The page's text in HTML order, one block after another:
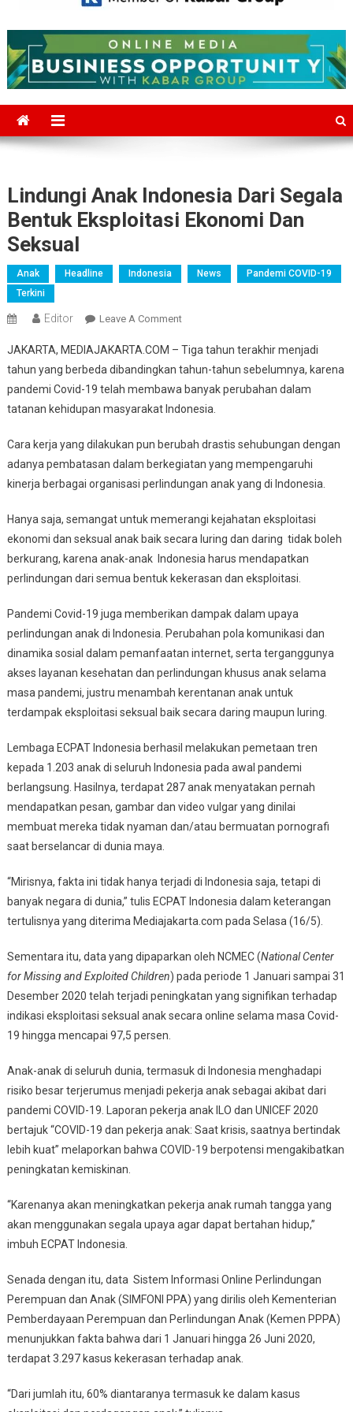
Mediajakarta.com
Lindungi Anak Indonesia Dari Segala
Bentuk Eksploitasi Ekonomi Dan
Seksual
Anak Headline Indonesia News
Pandemi COVID-19
Terkini
Editor Leave A CommentOn
Anak
Indonesia
Dari
Segala
Eksploitasi
Ekonomi
Dan
JAKARTA, MEDIAJAKARTA.COM – Tiga tahun terakhir menjadi
tahun yang berbeda dibandingkan tahun-tahun sebelumnya, karena
pandemi Covid-19 telah membawa banyak perubahan dalam
tatanan kehidupan masyarakat Indonesia.
Cara kerja yang dilakukan pun berubah drastis sehubungan dengan
adanya pembatasan dalam berkegiatan yang mempengaruhi
kinerja berbagai organisasi perlindungan anak yang di Indonesia.
Hanya saja, semangat untuk memerangi kejahatan eksploitasi
ekonomi dan seksual anak baik secara luring dan daring tidak boleh
berkurang, karena anak-anak Indonesia harus mendapatkan
perlindungan dari semua bentuk kekerasan dan eksploitasi.
Pandemi Covid-19 juga memberikan dampak dalam upaya
perlindungan anak di Indonesia. Perubahan pola komunikasi dan
dinamika sosial dalam pemanfaatan internet, serta terganggunya
akses layanan kesehatan dan perlindungan khusus anak selama
masa pandemi, justru menambah kerentanan anak untuk
terdampak eksploitasi seksual baik secara daring maupun luring.
Lembaga ECPAT Indonesia berhasil melakukan pemetaan tren
kepada 1.203 anak di seluruh Indonesia pada awal pandemi
berlangsung. Hasilnya, terdapat 287 anak menyatakan pernah
mendapatkan pesan, gambar dan video vulgar yang dinilai
membuat mereka tidak nyaman dan/atau bermuatan pornografi
saat berselancar di dunia maya.
“Mirisnya, fakta ini tidak hanya terjadi di Indonesia saja, tetapi di
banyak negara di dunia,” tulis ECPAT Indonesia dalam keterangan
tertulisnya yang diterima Mediajakarta.com pada Selasa (16/5).
Sementara itu, data yang dipaparkan oleh NCMEC (National Center
for Missing and Exploited Children) pada periode 1 Januari sampai 31
Desember 2020 telah terjadi peningkatan yang signifikan terhadap
indikasi eksploitasi seksual anak secara online selama masa Covid-
19 hingga mencapai 97,5 persen.
Anak-anak di seluruh dunia, termasuk di Indonesia menghadapi
risiko besar terjerumus menjadi pekerja anak sebagai akibat dari
pandemi COVID-19. Laporan pekerja anak ILO dan UNICEF 2020
bertajuk “COVID-19 dan pekerja anak: Saat krisis, saatnya bertindak
lebih kuat” melaporkan bahwa COVID-19 berpotensi mengakibatkan
peningkatan kemiskinan.
“Karenanya akan meningkatkan pekerja anak rumah tangga yang
akan menggunakan segala upaya agar dapat bertahan hidup,”
imbuh ECPAT Indonesia.
Senada dengan itu, data Sistem Informasi Online Perlindungan
Perempuan dan Anak (SIMFONI PPA) yang dirilis oleh Kementerian
Pemberdayaan Perempuan dan Perlindungan Anak (Kemen PPPA)
menunjukkan fakta bahwa dari 1 Januari hingga 26 Juni 2020,
terdapat 3.297 kasus kekerasan terhadap anak.
“Dari jumlah itu, 60% diantaranya termasuk ke dalam kasus